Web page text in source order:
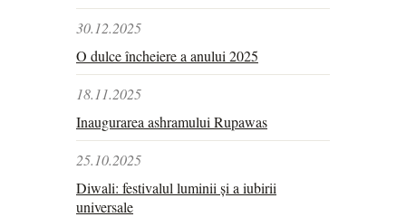
30.12.2025
O dulce încheiere a anului 2025
18.11.2025
Inaugurarea ashramului Rupawas
25.10.2025
Diwali: festivalul luminii și a iubirii
universale